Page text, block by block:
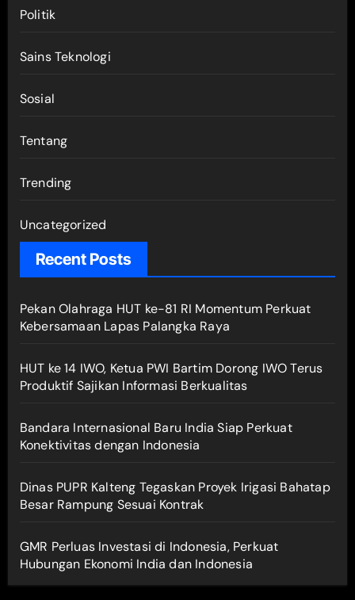
Politik
Sains Teknologi
Sosial
Tentang
Trending
Uncategorized
Recent Posts
Pekan Olahraga HUT ke-81 RI Momentum Perkuat
Kebersamaan Lapas Palangka Raya
HUT ke 14 IWO, Ketua PWI Bartim Dorong IWO Terus
Produktif Sajikan Informasi Berkualitas
Bandara Internasional Baru India Siap Perkuat
Konektivitas dengan Indonesia
Dinas PUPR Kalteng Tegaskan Proyek Irigasi Bahatap
Besar Rampung Sesuai Kontrak
GMR Perluas Investasi di Indonesia, Perkuat
Hubungan Ekonomi India dan Indonesia